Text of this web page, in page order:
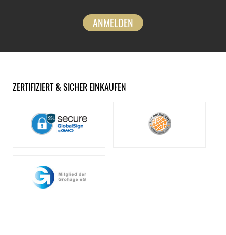
ANMELDEN
ZERTIFIZIERT & SICHER EINKAUFEN